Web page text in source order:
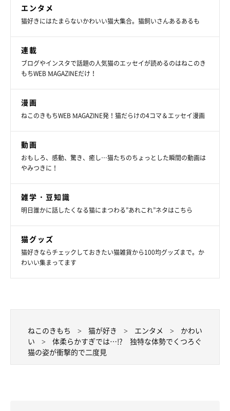
エンタメ
猫好きにはたまらないかわいい猫大集合。猫飼いさんあるあるも
連載
ブログやインスタで話題の人気猫のエッセイが読めるのはねこのき
もちWEB MAGAZINEだけ！
漫画
ねこのきもちWEB MAGAZINE発！猫だらけの4コマ＆エッセイ漫画
動画
おもしろ、感動、驚き、癒し…猫たちのちょっとした瞬間の動画は
やみつきに！
雑学・豆知識
明日誰かに話したくなる猫にまつわる”あれこれ”ネタはこちら
猫グッズ
猫好きならチェックしておきたい猫雑貨から100均グッズまで。か
わいい集まってます
ねこのきもち 猫が好き エンタメ
かわい
い
体柔らかすぎでは…!? 独特な体勢でくつろぐ
猫の姿が衝撃的で二度見